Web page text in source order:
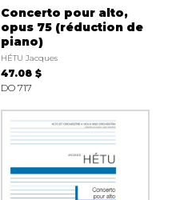
Concerto pour alto,
opus 75 (réduction de
piano)
HÉTU Jacques
47.08 $
DO 717